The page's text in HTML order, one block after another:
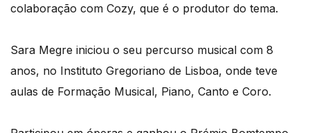
colaboração com Cozy, que é o produtor do tema.
Sara Megre iniciou o seu percurso musical com 8
anos, no Instituto Gregoriano de Lisboa, onde teve
aulas de Formação Musical, Piano, Canto e Coro.